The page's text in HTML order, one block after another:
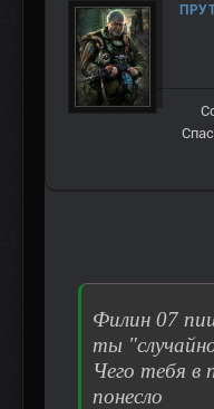
Филин 07
ты
Чего тебя в
понесло